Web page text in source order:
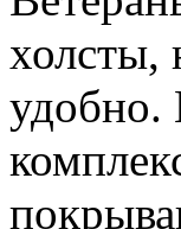
холсты,
удобно.